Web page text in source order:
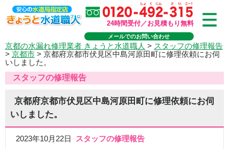
24時間受付／お見積もり無料
メールでのお問い合わせ
京都の水漏れ修理業者 きょうと水道職人 > スタッフの修理報告
> 京都市 > 京都府京都市伏見区中島河原田町に修理依頼にお伺
いしました。
スタッフの修理報告
京都府京都市伏見区中島河原田町に修理依頼にお伺
いしました。
2023年10月22日 スタッフの修理報告